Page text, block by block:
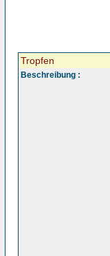
Tropfen
Beschreibung :